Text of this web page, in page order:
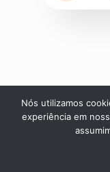
Os
Nós utilizamos
experiência em